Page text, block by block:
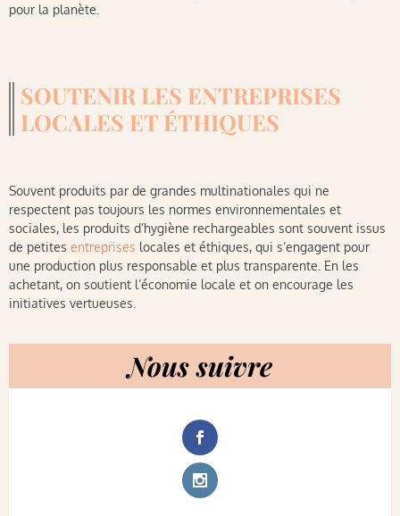
pour la planète.
SOUTENIR LES ENTREPRISES
LOCALES ET ÉTHIQUES
Souvent produits par de grandes multinationales qui ne
respectent pas toujours les normes environnementales et
sociales, les produits d’hygiène rechargeables sont souvent issus
de petites entreprises locales et éthiques, qui s’engagent pour
une production plus responsable et plus transparente. En les
achetant, on soutient l’économie locale et on encourage les
initiatives vertueuses.
Nous suivre